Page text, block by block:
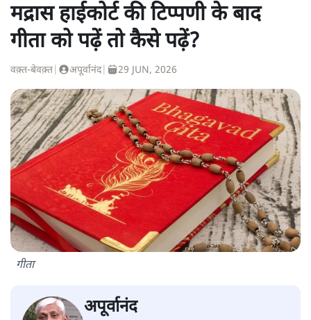
मद्रास हाईकोर्ट की टिप्पणी के बाद
गीता को पढ़ें तो कैसे पढ़ें?
वक़्त-बेवक़्त अपूर्वानंद| 29 JUN, 2026
गीता
अपूर्वानंद